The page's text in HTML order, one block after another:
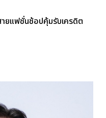
ยแฟชั่นช้อปคุ้มรับเครดิต